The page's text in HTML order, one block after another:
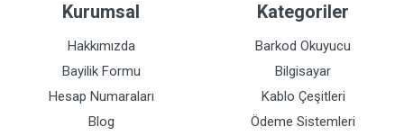
Kurumsal
Hakkımızda
Bayilik Formu
Hesap Numaraları
Blog
Kategoriler
Barkod Okuyucu
Bilgisayar
Kablo Çeşitleri
Ödeme Sistemleri